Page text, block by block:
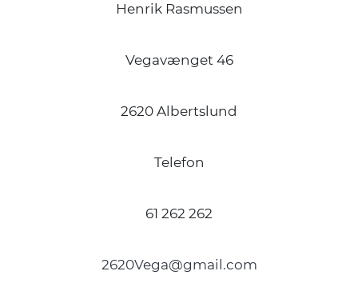
Henrik Rasmussen
Vegavænget 46
2620 Albertslund
Telefon
61 262 262
2620Vega@gmail.com